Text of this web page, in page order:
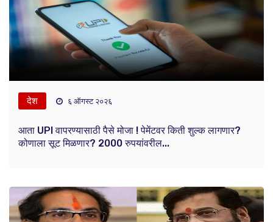
देश ६ ऑगस्ट २०२६
आता UPI वापरण्यासाठी पैसे मोजा ! पेमेंटवर किती शुल्क लागणार?
कोणाला सूट मिळणार? 2000 रुपयांवरील...